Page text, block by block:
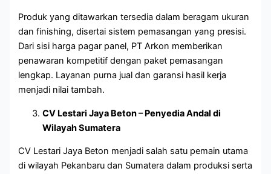
Produk yang ditawarkan tersedia dalam beragam ukuran
dan finishing, disertai sistem pemasangan yang presisi.
Dari sisi harga pagar panel, PT Arkon memberikan
penawaran kompetitif dengan paket pemasangan
lengkap. Layanan purna jual dan garansi hasil kerja
menjadi nilai tambah.
CV Lestari Jaya Beton – Penyedia Andal di
Wilayah Sumatera
CV Lestari Jaya Beton menjadi salah satu pemain utama
di wilayah Pekanbaru dan Sumatera dalam produksi serta